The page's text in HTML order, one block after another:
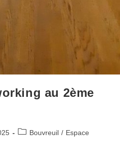
au 2ème
Bouvreuil / Espace